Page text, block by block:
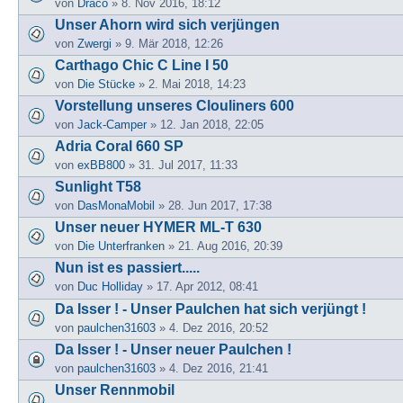
von Draco » 8. Nov 2016, 18:12
Unser Ahorn wird sich verjüngen
von Zwergi » 9. Mär 2018, 12:26
Carthago Chic C Line I 50
von Die Stücke » 2. Mai 2018, 14:23
Vorstellung unseres Clouliners 600
von Jack-Camper » 12. Jan 2018, 22:05
Adria Coral 660 SP
von exBB800 » 31. Jul 2017, 11:33
Sunlight T58
von DasMonaMobil » 28. Jun 2017, 17:38
Unser neuer HYMER ML-T 630
von Die Unterfranken » 21. Aug 2016, 20:39
Nun ist es passiert.....
von Duc Holliday » 17. Apr 2012, 08:41
Da Isser ! - Unser Paulchen hat sich verjüngt !
von paulchen31603 » 4. Dez 2016, 20:52
Da Isser ! - Unser neuer Paulchen !
von paulchen31603 » 4. Dez 2016, 21:41
Unser Rennmobil